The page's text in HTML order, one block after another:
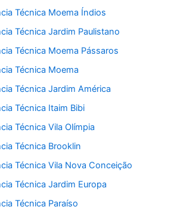
Técnica Moema Índios
Técnica Jardim Paulistano
Técnica Moema Pássaros
Técnica Moema
Técnica Jardim América
Técnica Itaim Bibi
Técnica Vila Olímpia
Técnica Brooklin
Técnica Vila Nova Conceição
Técnica Jardim Europa
Técnica Paraíso